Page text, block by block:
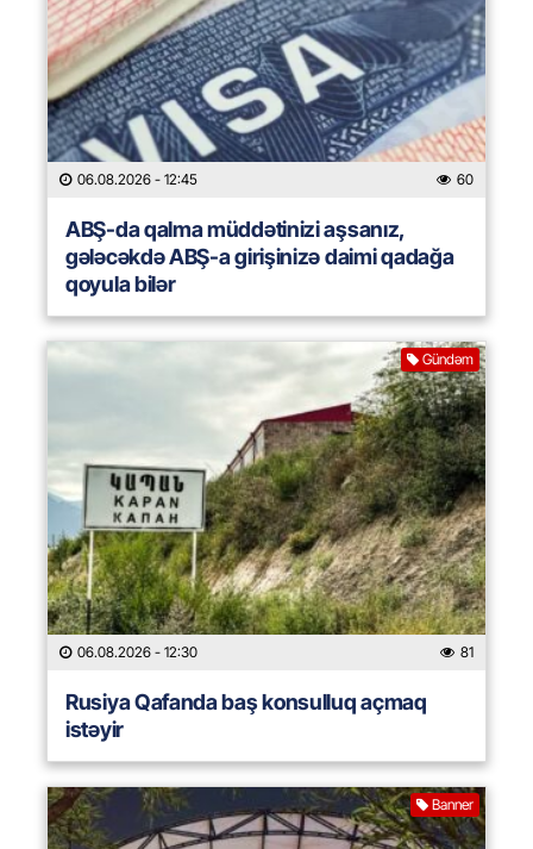
06.08.2026 - 12:45 60
ABŞ-da qalma müddətinizi aşsanız,
gələcəkdə ABŞ-a girişinizə daimi qadağa
qoyula bilər
Gündəm
06.08.2026 - 12:30 81
Rusiya Qafanda baş konsulluq açmaq
istəyir
Banner